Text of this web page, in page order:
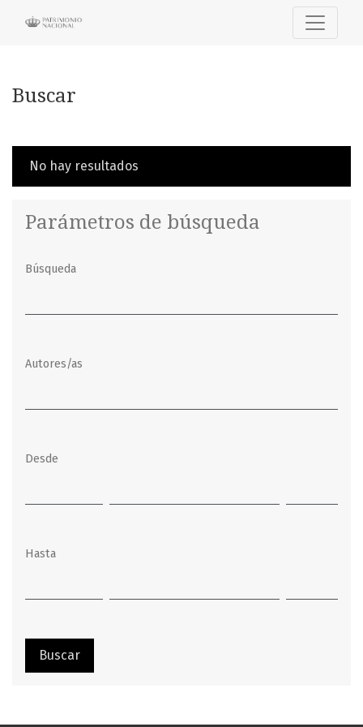
Buscar
No hay resultados
Parámetros de búsqueda
Búsqueda
Autores/as
Desde
Hasta
Buscar